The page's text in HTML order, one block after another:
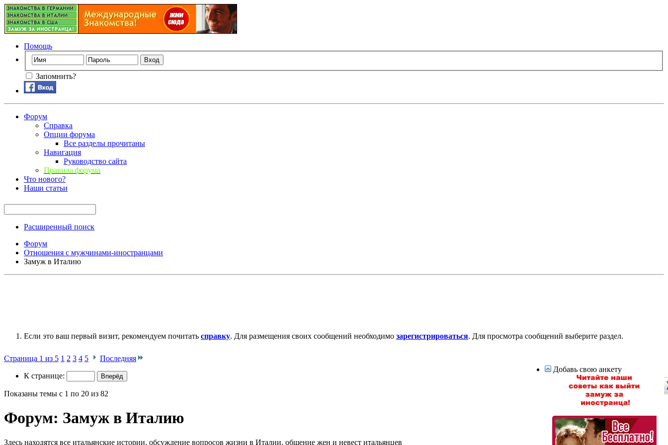
Помощь
Запомнить?
Форум
Справка
Опции форума
Все разделы прочитаны
Навигация
Руководство сайта
Правила форума
Что нового?
Наши статьи
Расширенный поиск
Форум
Отношения с мужчинами-иностранцами
Замуж в Италию
Если это ваш первый визит, рекомендуем почитать справку. Для размещения своих сообщений необходимо зарегистрироваться. Для просмотра сообщений выберите раздел.
Страница 1 из 5 1 2 3 4 5 Последняя
К странице:
Показаны темы с 1 по 20 из 82
Форум: Замуж в Италию
Здесь находятся все итальянские истории, обсуждение вопросов жизни в Италии, общение жен и невест итальянцев
Добавь свою анкету